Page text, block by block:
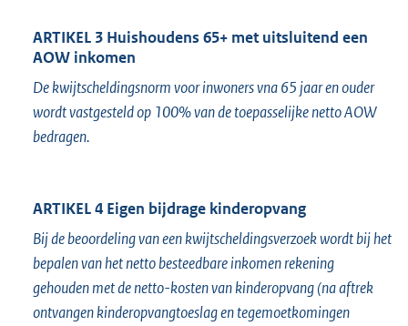
ARTIKEL 3 Huishoudens 65+ met uitsluitend een
AOW inkomen
De kwijtscheldingsnorm voor inwoners vna 65 jaar en ouder
wordt vastgesteld op 100% van de toepasselijke netto AOW
bedragen.
ARTIKEL 4 Eigen bijdrage kinderopvang
Bij de beoordeling van een kwijtscheldingsverzoek wordt bij het
bepalen van het netto besteedbare inkomen rekening
gehouden met de netto-kosten van kinderopvang (na aftrek
ontvangen kinderopvangtoeslag en tegemoetkomingen